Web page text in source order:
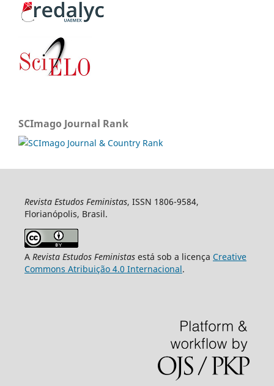
SCImago Journal Rank
Revista Estudos Feministas, ISSN 1806-9584,
Florianópolis, Brasil.
A Revista Estudos Feministasestá sob a licença Creative
Commons Atribuição 4.0 Internacional.